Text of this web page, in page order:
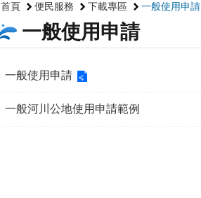
首頁 便民服務 下載專區 一般使用申請
一般使用申請
一般使用申請
一般河川公地使用申請範例